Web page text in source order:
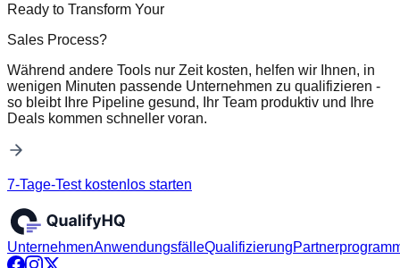
Ready to Transform Your
Sales Process?
Während andere Tools nur Zeit kosten, helfen wir Ihnen, in
wenigen Minuten passende Unternehmen zu qualifizieren -
so bleibt Ihre Pipeline gesund, Ihr Team produktiv und Ihre
Deals kommen schneller voran.
7-Tage-Test kostenlos starten
UnternehmenAnwendungsfälleQualifizierung